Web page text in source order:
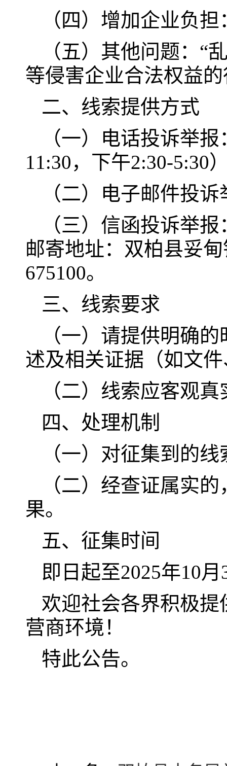
（四）增加企业负
（五）其他问题：“
等侵害企业合法权益
二、线索提供方式
（一）电话投诉举
11:30，下午2:30-5:30
（二）电子邮件投
（三）信函投诉举
邮寄地址：双柏县妥
675100。
三、线索要求
（一）请提供明确
述及相关证据（如文
（二）线索应客观
四、处理机制
（一）对征集到的
（二）经查证属实
果。
五、征集时间
即日起至2025年10月
欢迎社会各界积极
营商环境！
特此公告。